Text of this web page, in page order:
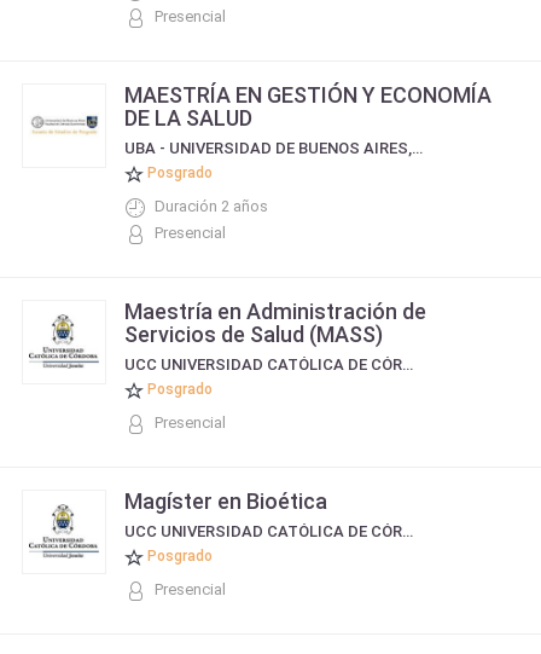
Presencial
MAESTRÍA EN GESTIÓN Y ECONOMÍA
DE LA SALUD
UBA - UNIVERSIDAD DE BUENOS AIRES, FACULTAD DE CIENCIAS ECONÓMICAS
Posgrado
Duración 2 años
Presencial
Maestría en Administración de
Servicios de Salud (MASS)
UCC UNIVERSIDAD CATÓLICA DE CÓRDOBA
Posgrado
Presencial
Magíster en Bioética
UCC UNIVERSIDAD CATÓLICA DE CÓRDOBA
Posgrado
Presencial